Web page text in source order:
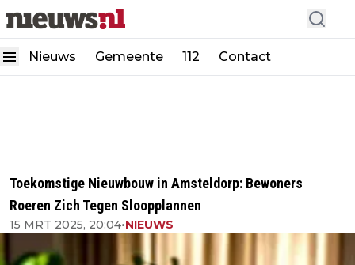
Nieuws Gemeente 112 Contact
Toekomstige Nieuwbouw in Amsteldorp: Bewoners
Roeren Zich Tegen Sloopplannen
15 MRT 2025, 20:04•NIEUWS